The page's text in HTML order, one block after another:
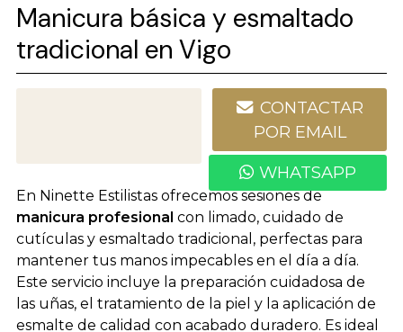
Manicura básica y esmaltado
tradicional en Vigo
986 227 828
CONTACTAR
POR EMAIL
WHATSAPP
En Ninette Estilistas ofrecemos sesiones de
manicura profesional con limado, cuidado de
cutículas y esmaltado tradicional, perfectas para
mantener tus manos impecables en el día a día.
Este servicio incluye la preparación cuidadosa de
las uñas, el tratamiento de la piel y la aplicación de
esmalte de calidad con acabado duradero. Es ideal